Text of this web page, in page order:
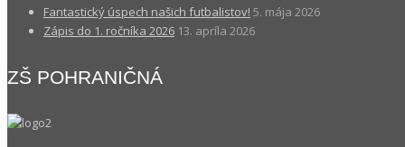
Fantastický úspech našich futbalistov! 5. mája 2026
Zápis do 1. ročníka 2026 13. apríla 2026
ZŠ POHRANIČNÁ